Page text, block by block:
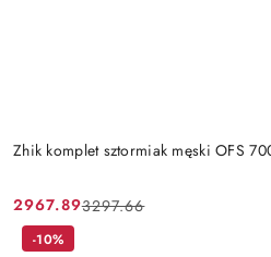
Zhik komplet sztormiak męski OFS
Cena
promocyjna:
2967.89
Cena
przed
3297.66
-10%